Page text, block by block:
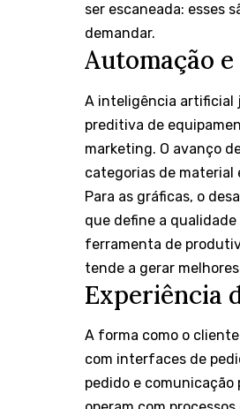
ser escaneada: esses
demandar.
Automação
A inteligência artificial
preditiva de
marketing. O avanço
categorias de material
Para as gráficas, o
que define a
ferramenta de
tende a gerar
Experiência
A forma como o
com interfaces de
pedido e